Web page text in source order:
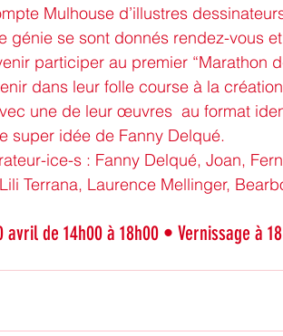
Mulhouse d’illustres
génie se sont donnés rendez-vous
participer au premier “Marathon
dans leur folle course à la
une de leur œuvres  au format
super idée de Fanny Delqué.
ice-s : Fanny Delqué, Joan,
Lili Terrana, Laurence Mellinger,
de 14h00 à 18h00 • Vernissage à